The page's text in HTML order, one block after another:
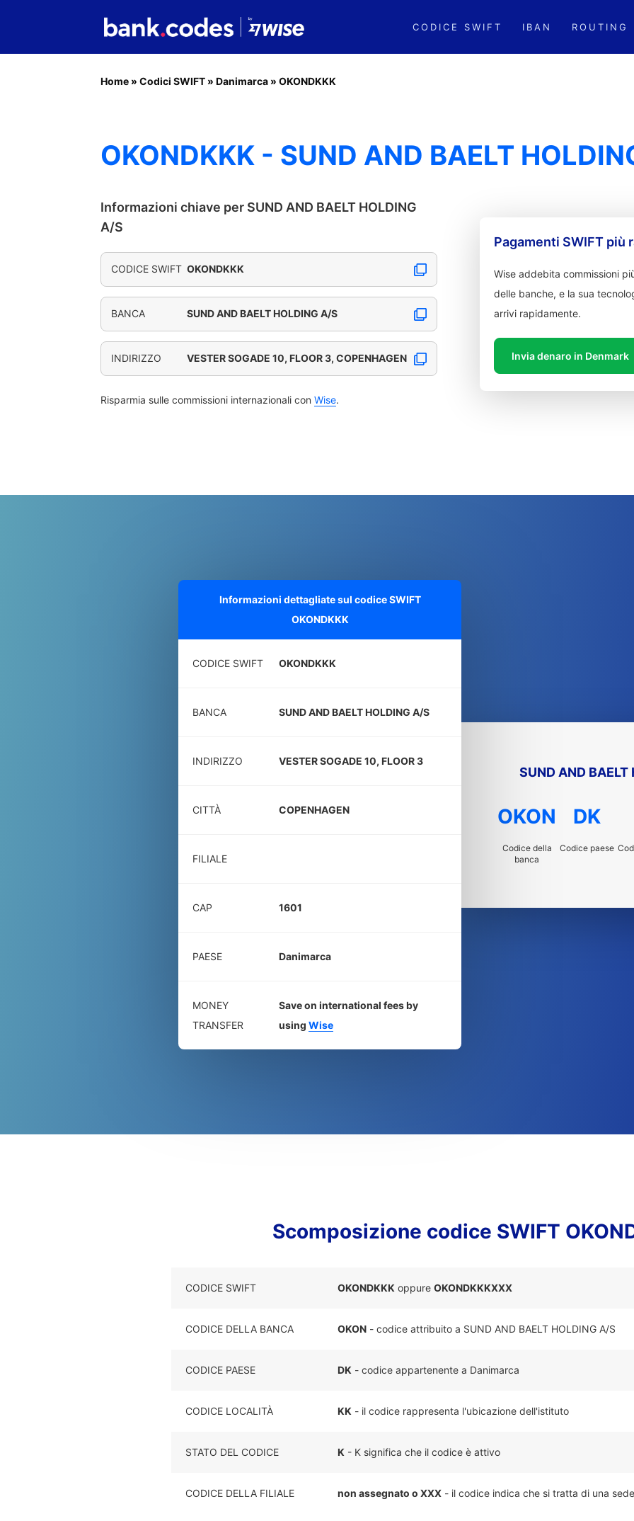
CODICE SWIFT IBAN ROUTING
Home » Codici SWIFT » Danimarca » OKONDKKK
OKONDKKK - SUND AND BAELT
Informazioni chiave per SUND AND BAELT HOLDING
A/S
CODICE SWIFT OKONDKKK
BANCA SUND AND BAELT HOLDING A/S
INDIRIZZO VESTER SOGADE 10, FLOOR 3, COPENHAGEN
Risparmia sulle commissioni internazionali con Wise.
Pagamenti SWIFT più
Wise addebita commissioni
delle banche, e la sua
arrivi rapidamente.
Invia denaro in Denmark
Informazioni dettagliate sul codice SWIFT
OKONDKKK
CODICE SWIFT OKONDKKK
BANCA SUND AND BAELT HOLDING A/S
INDIRIZZO VESTER SOGADE 10, FLOOR 3
CITTÀ COPENHAGEN
FILIALE
CAP 1601
PAESE Danimarca
MONEY
TRANSFER
Save on international fees by
using Wise
SUND AND BAELT
OKON
Codice della
banca
DK
Codice paese
Scomposizione codice SWIFT
CODICE SWIFT OKONDKKK oppure OKONDKKKXXX
CODICE DELLA BANCA OKON - codice attribuito a SUND AND BAELT HOLDING A/S
CODICE PAESE DK - codice appartenente a Danimarca
CODICE LOCALITÀ KK - il codice rappresenta l'ubicazione dell'istituto
STATO DEL CODICE K - K significa che il codice è attivo
CODICE DELLA FILIALE non assegnato o XXX - il codice indica che si tratta di una